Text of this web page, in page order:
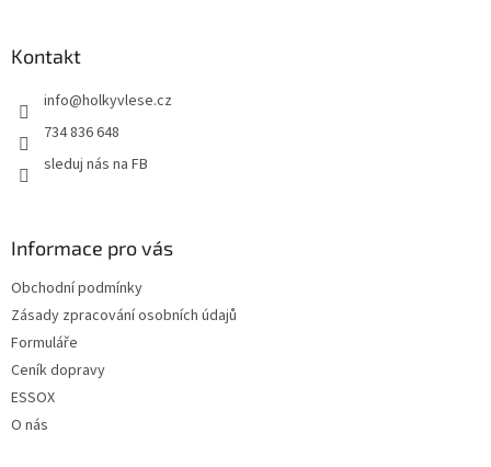
Kontakt
info@holkyvlese.cz
734 836 648
sleduj nás na FB
Informace pro vás
Obchodní podmínky
Zásady zpracování osobních údajů
Formuláře
Ceník dopravy
ESSOX
O nás